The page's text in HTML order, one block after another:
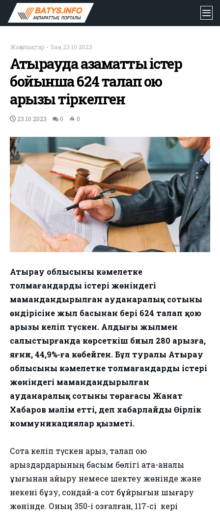
Жаңалықтар - Заң- 23.10.2023
Атырауда азаматтық істер
бойынша 624 талап қою
арызы тіркелген
23.10.2023 0 0
Атырау облысының кәмелетке
толмағандардың істері жөніндегі
мамандандырылған ауданаралық сотының
өндірісіне жыл басынан бері 624 талап қою
арызы келіп түскен. Алдыңғы жылмен
салыстырғанда көрсеткіш биыл 280 арызға,
яғни, 44,9%-ға көбейген. Бұл туралы Атырау
облысының кәмелетке толмағандардың істері
жөніндегі мамандандырылған
ауданаралық сотының төрағасы Жанат
Хабаров мәлім етті, деп хабарлайды Өңірлік
коммуникациялар қызметі.
Сотқа келіп түскен арыз, талап қою
арыздардарының басым бөлігі ата-аналық
құқығынан айыру немесе шектеу жөнінде және
некені бұзу, сондай-ақ сот бұйрығын шығару
жөнінде. Оның 350-і қозғалған, 117-сі кері